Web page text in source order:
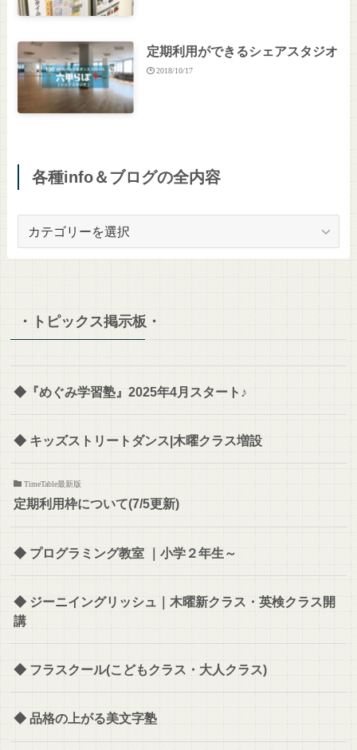
定期利用ができるシェアスタジオ
2018/10/17
各種info＆ブログの全内容
info
ロ
グ
全
内
・トピックス掲示板・
◆『めぐみ学習塾』2025年4月スタート♪
◆ キッズストリートダンス|木曜クラス増設
TimeTable最新版
定期利用枠について(7/5更新)
◆ プログラミング教室 ｜小学２年生～
◆ ジーニイングリッシュ｜木曜新クラス・英検クラス開
講
◆ フラスクール(こどもクラス・大人クラス)
◆ 品格の上がる美文字塾